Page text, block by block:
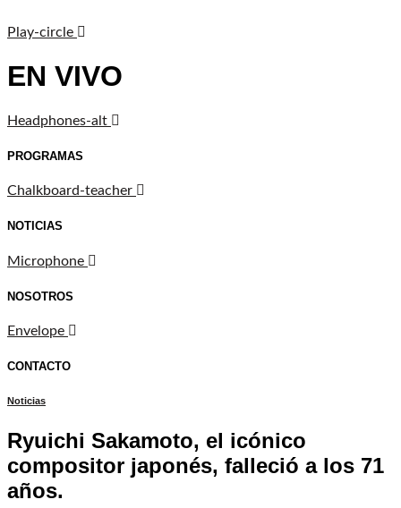
Play-circle
EN VIVO
Headphones-alt
PROGRAMAS
Chalkboard-teacher
NOTICIAS
Microphone
NOSOTROS
Envelope
CONTACTO
Noticias
Ryuichi Sakamoto, el icónico
compositor japonés, falleció a los 71
años.